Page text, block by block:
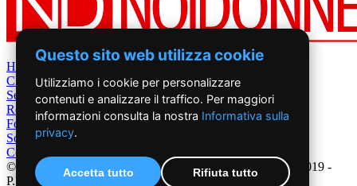
Home
Chi Siamo
Settimanale
Rete News
Foto&Video
Sostienici
Contatti
©2019 - NoiDonne - Iscrizione ROC n.33421 del 23 /09/ 2019 -
P.IVA 00878931005
Questo sito web utilizza cookie
Utilizziamo i cookie per personalizzare
contenuti e analizzare il traffico. Per maggiori
informazioni consulta la nostra Informativa sulla
privacy.
Accetta tutto Rifiuta tutto